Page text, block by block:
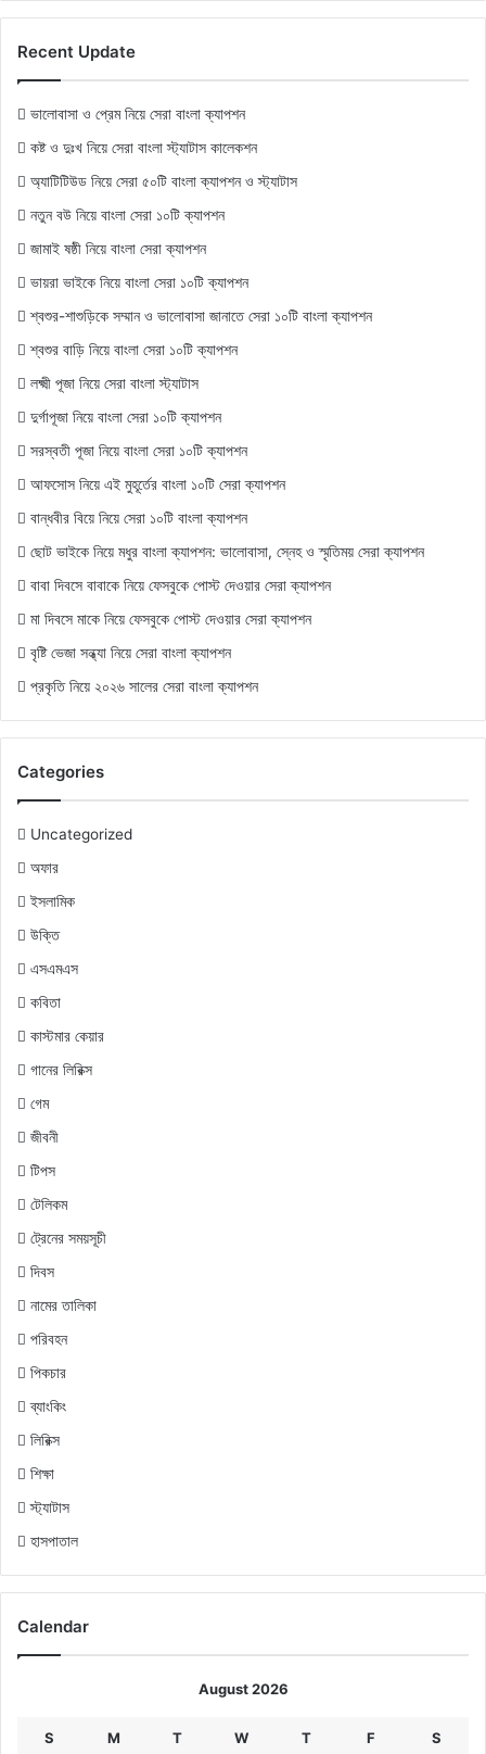
Recent Update
ভালোবাসা ও প্রেম নিয়ে সেরা বাংলা ক্যাপশন
কষ্ট ও দুঃখ নিয়ে সেরা বাংলা স্ট্যাটাস কালেকশন
অ্যাটিটিউড নিয়ে সেরা ৫০টি বাংলা ক্যাপশন ও স্ট্যাটাস
নতুন বউ নিয়ে বাংলা সেরা ১০টি ক্যাপশন
জামাই ষষ্ঠী নিয়ে বাংলা সেরা ক্যাপশন
ভায়রা ভাইকে নিয়ে বাংলা সেরা ১০টি ক্যাপশন
শ্বশুর-শাশুড়িকে সম্মান ও ভালোবাসা জানাতে সেরা ১০টি বাংলা ক্যাপশন
শ্বশুর বাড়ি নিয়ে বাংলা সেরা ১০টি ক্যাপশন
লক্ষ্মী পূজা নিয়ে সেরা বাংলা স্ট্যাটাস
দুর্গাপূজা নিয়ে বাংলা সেরা ১০টি ক্যাপশন
সরস্বতী পূজা নিয়ে বাংলা সেরা ১০টি ক্যাপশন
আফসোস নিয়ে এই মুহূর্তের বাংলা ১০টি সেরা ক্যাপশন
বান্ধবীর বিয়ে নিয়ে সেরা ১০টি বাংলা ক্যাপশন
ছোট ভাইকে নিয়ে মধুর বাংলা ক্যাপশন: ভালোবাসা, স্নেহ ও স্মৃতিময় সেরা ক্যাপশন
বাবা দিবসে বাবাকে নিয়ে ফেসবুকে পোস্ট দেওয়ার সেরা ক্যাপশন
মা দিবসে মাকে নিয়ে ফেসবুকে পোস্ট দেওয়ার সেরা ক্যাপশন
বৃষ্টি ভেজা সন্ধ্যা নিয়ে সেরা বাংলা ক্যাপশন
প্রকৃতি নিয়ে ২০২৬ সালের সেরা বাংলা ক্যাপশন
Categories
Uncategorized
অফার
ইসলামিক
উক্তি
এসএমএস
কবিতা
কাস্টমার কেয়ার
গানের লিরিক্স
গেম
জীবনী
টিপস
টেলিকম
ট্রেনের সময়সূচী
দিবস
নামের তালিকা
পরিবহন
পিকচার
ব্যাংকিং
লিরিক্স
শিক্ষা
স্ট্যাটাস
হাসপাতাল
Calendar
August 2026
S M T W T F S